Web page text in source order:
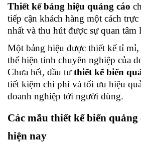
Thiết kế bảng hiệu quảng cáo
tiếp cận khách hàng một cách
nhất và thu hút được sự quan tâm
Một bảng hiệu được thiết kế tỉ
thể hiện tính chuyên nghiệp của
Chưa hết, đầu tư thiết kế biển
tiết kiệm chi phí và tối ưu hiệu
doanh nghiệp tới người dùng.
Các mẫu thiết kế biển quảng
hiện nay